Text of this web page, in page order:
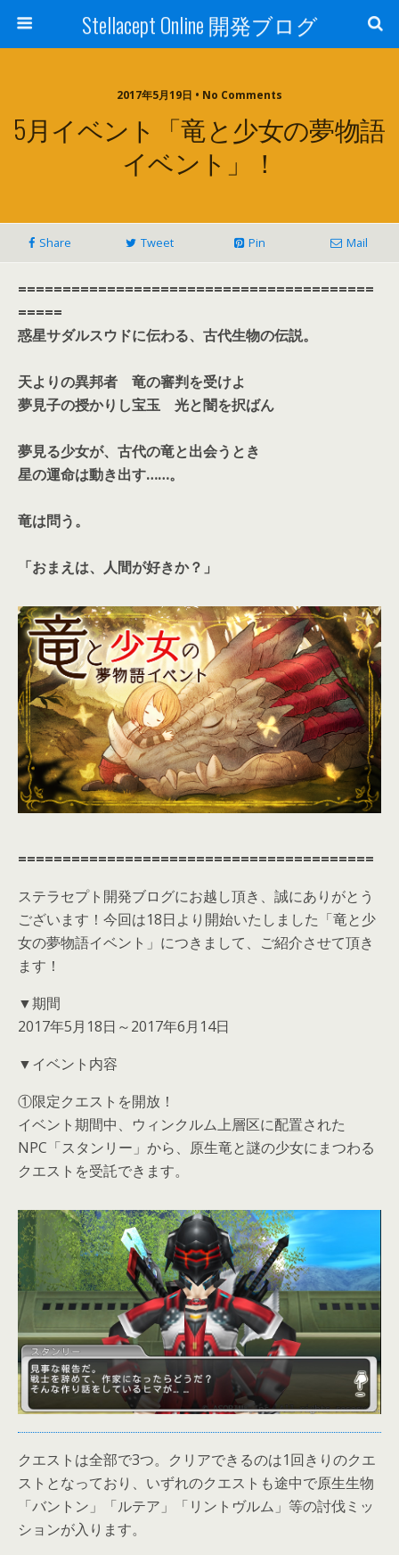
Stellacept Online 開発ブログ
2017年5月19日 • No Comments
5月イベント「竜と少女の夢物語
イベント」！
Share Tweet Pin Mail
========================================
=====
惑星サダルスウドに伝わる、古代生物の伝説。
天よりの異邦者 竜の審判を受けよ
夢見子の授かりし宝玉 光と闇を択ばん
夢見る少女が、古代の竜と出会うとき
星の運命は動き出す……。
竜は問う。
「おまえは、人間が好きか？」
========================================
ステラセプト開発ブログにお越し頂き、誠にありがとう
ございます！今回は18日より開始いたしました「竜と少
女の夢物語イベント」につきまして、ご紹介させて頂き
ます！
▼期間
2017年5月18日～2017年6月14日
▼イベント内容
①限定クエストを開放！
イベント期間中、ウィンクルム上層区に配置された
NPC「スタンリー」から、原生竜と謎の少女にまつわる
クエストを受託できます。
クエストは全部で3つ。クリアできるのは1回きりのクエ
ストとなっており、いずれのクエストも途中で原生生物
「バントン」「ルテア」「リントヴルム」等の討伐ミッ
ションが入ります。